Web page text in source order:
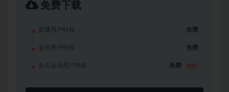
免费下载
普通用户特权： 免费
会员用户特权： 免费
永久会员用户特权： 免费